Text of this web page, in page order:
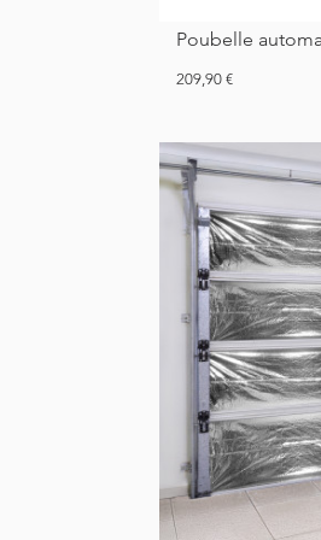
Poubelle
Prix
209,90 €